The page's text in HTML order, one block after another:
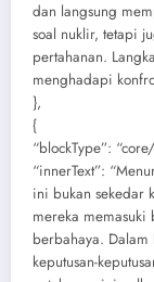
dan langsung
soal nuklir, tetapi
pertahanan.
menghadapi
},
{
“blockType”:
“innerText”:
ini bukan sekedar
mereka
berbahaya. Dalam
keputusan-